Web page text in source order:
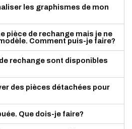
les graphismes de mon
pièce de rechange mais je ne
Comment puis-je faire?
rechange sont disponibles
des pièces détachées pour
Que dois-je faire?